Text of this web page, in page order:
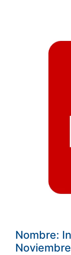
Nombre: